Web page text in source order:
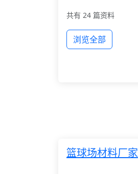
共有 24 篇资料
浏览全部
篮球场材料厂家